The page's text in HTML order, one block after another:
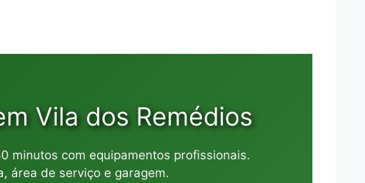
Vila dos Remédios
minutos com equipamentos profissionais.
área de serviço e garagem.